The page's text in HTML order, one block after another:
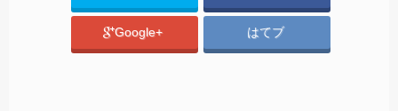
Google+ はてブ